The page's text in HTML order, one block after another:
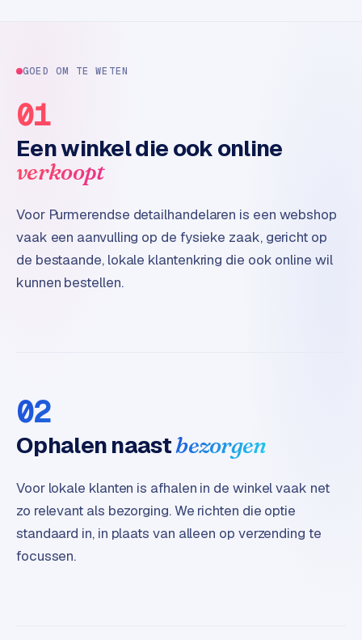
i
u
r
I
n
u
s
t
i
B
R
e
a
i
l
m
GOED OM TE WETEN
01
Een winkel die ook online
verkoopt
Voor Purmerendse detailhandelaren is een webshop
vaak een aanvulling op de fysieke zaak, gericht op
de bestaande, lokale klantenkring die ook online wil
kunnen bestellen.
02
Ophalen naastbezorgen
Voor lokale klanten is afhalen in de winkel vaak net
zo relevant als bezorging. We richten die optie
standaard in, in plaats van alleen op verzending te
focussen.